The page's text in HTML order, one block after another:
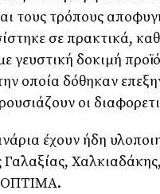
τους τρόπους
σε πρακτικά,
γευστική δοκιμή
οποία δόθηκαν
οι
έχουν ήδη
ΟΠΤΙΜΑ.